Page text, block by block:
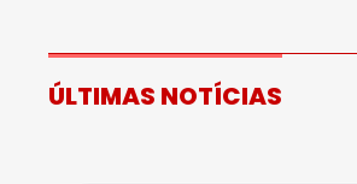
ÚLTIMAS NOTÍCIAS